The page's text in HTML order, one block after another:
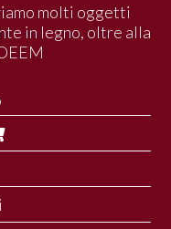
molti oggetti
in legno, oltre alla